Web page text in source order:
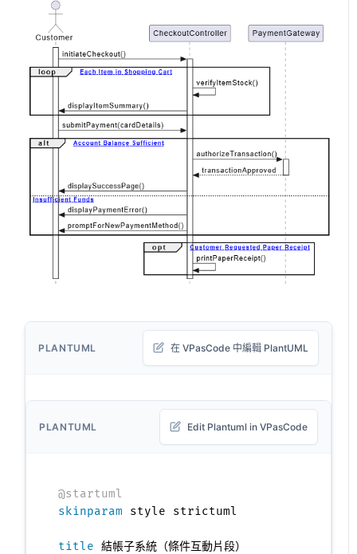
PLANTUML 在 VPasCode 中編輯 PlantUML
PLANTUML Edit Plantuml in VPasCode
@startuml
skinparam style strictuml
title 結帳子系統（條件互動片段）